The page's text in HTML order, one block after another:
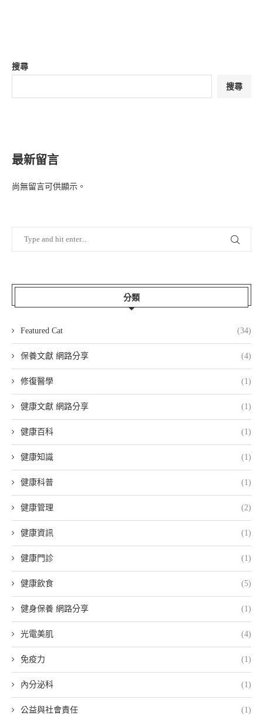
搜尋
搜尋
最新留言
尚無留言可供顯示。
分類
Featured Cat (34)
保養文獻 網路分享 (4)
修復醫學 (1)
健康文獻 網路分享 (1)
健康百科 (1)
健康知識 (1)
健康科普 (1)
健康管理 (2)
健康資訊 (1)
健康門診 (1)
健康飲食 (5)
健身保養 網路分享 (1)
光電美肌 (4)
免疫力 (1)
內分泌科 (1)
公益與社會責任 (1)